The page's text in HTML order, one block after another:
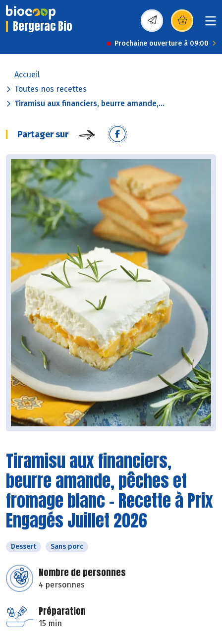
Bergerac Bio (s’ouvre dans une
Prochaine ouverture à 09:00
Accueil
Toutes nos recettes
Tiramisu aux financiers, beurre amande,...
Partager sur
Tiramisu aux financiers,
beurre amande, pêches et
fromage blanc - Recette à Prix
Engagés Juillet 2026
Dessert Sans porc
Nombre de personnes
4 personnes
Préparation
15 min